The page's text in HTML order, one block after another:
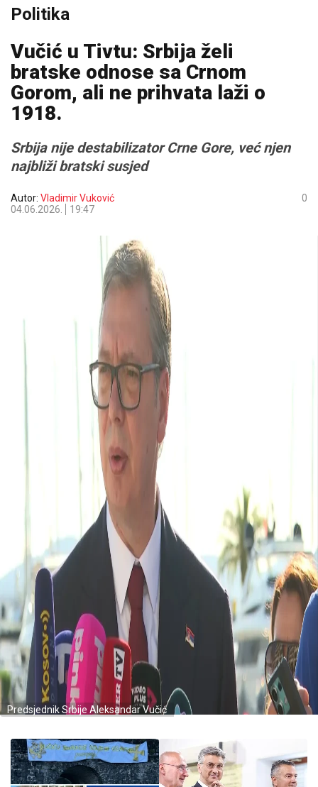
Politika
Vučić u Tivtu: Srbija želi
bratske odnose sa Crnom
Gorom, ali ne prihvata laži o
1918.
Srbija nije destabilizator Crne Gore, već njen
najbliži bratski susjed
Autor: Vladimir Vuković
04.06.2026.
19:47
0
Predsjednik Srbije Aleksandar Vučić